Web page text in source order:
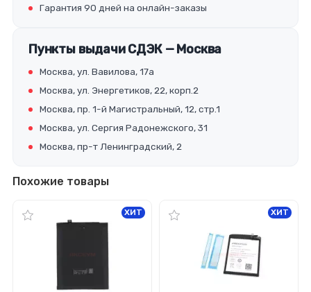
Гарантия 90 дней на онлайн-заказы
Пункты выдачи СДЭК — Москва
Москва, ул. Вавилова, 17а
Москва, ул. Энергетиков, 22, корп.2
Москва, пр. 1-й Магистральный, 12, стр.1
Москва, ул. Сергия Радонежского, 31
Москва, пр-т Ленинградский, 2
Похожие товары
ХИТ ХИТ